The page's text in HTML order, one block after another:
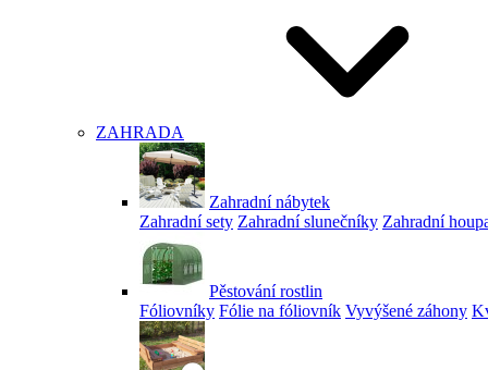
ZAHRADA
Zahradní nábytek
Zahradní sety Zahradní slunečníky Zahradní
Pěstování rostlin
Fóliovníky Fólie na fóliovník Vyvýšené záhony